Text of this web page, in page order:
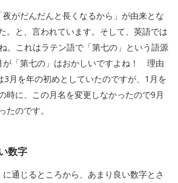
がだんだんと長くなるから」が由来とな
。と、言われています。そして、英語では
。これはラテン語で「第七の」という語源
が「第七の」はおかしいですよね！ 理由
3月を年の初めとしていたのですが、1月を
時に、この月名を変更しなかったので9月
たのです。
数字
通じるところから、あまり良い数字とさ